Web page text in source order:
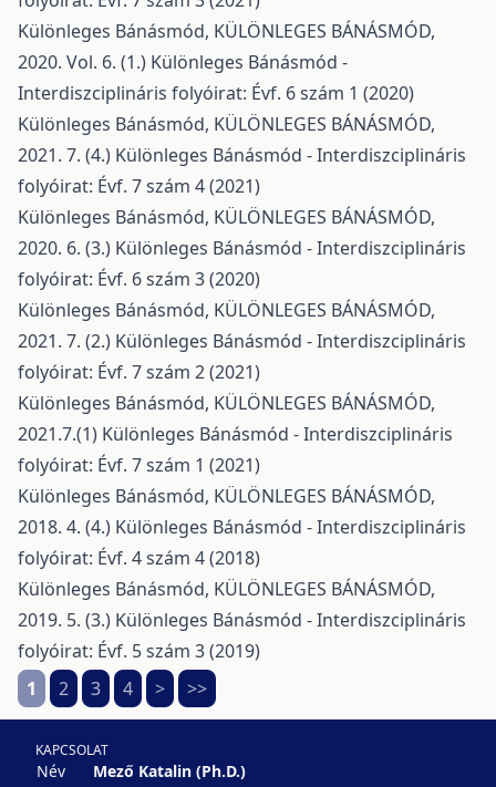
Különleges Bánásmód, KÜLÖNLEGES BÁNÁSMÓD,
2020. Vol. 6. (1.) Különleges Bánásmód -
Interdiszciplináris folyóirat: Évf. 6 szám 1 (2020)
Különleges Bánásmód, KÜLÖNLEGES BÁNÁSMÓD,
2021. 7. (4.) Különleges Bánásmód - Interdiszciplináris
folyóirat: Évf. 7 szám 4 (2021)
Különleges Bánásmód, KÜLÖNLEGES BÁNÁSMÓD,
2020. 6. (3.) Különleges Bánásmód - Interdiszciplináris
folyóirat: Évf. 6 szám 3 (2020)
Különleges Bánásmód, KÜLÖNLEGES BÁNÁSMÓD,
2021. 7. (2.) Különleges Bánásmód - Interdiszciplináris
folyóirat: Évf. 7 szám 2 (2021)
Különleges Bánásmód, KÜLÖNLEGES BÁNÁSMÓD,
2021.7.(1) Különleges Bánásmód - Interdiszciplináris
folyóirat: Évf. 7 szám 1 (2021)
Különleges Bánásmód, KÜLÖNLEGES BÁNÁSMÓD,
2018. 4. (4.) Különleges Bánásmód - Interdiszciplináris
folyóirat: Évf. 4 szám 4 (2018)
Különleges Bánásmód, KÜLÖNLEGES BÁNÁSMÓD,
2019. 5. (3.) Különleges Bánásmód - Interdiszciplináris
folyóirat: Évf. 5 szám 3 (2019)
1
2 3 4 > >>
KAPCSOLAT
Név
Mező Katalin (Ph.D.)